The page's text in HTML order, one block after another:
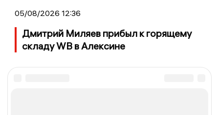
05/08/2026 12:36
Дмитрий Миляев прибыл к горящему
складу WB в Алексине